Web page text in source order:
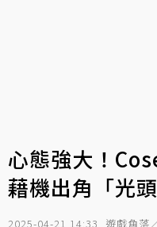
心態強大！
藉機出角「光頭
2025-04-21 14:33 遊戲角落